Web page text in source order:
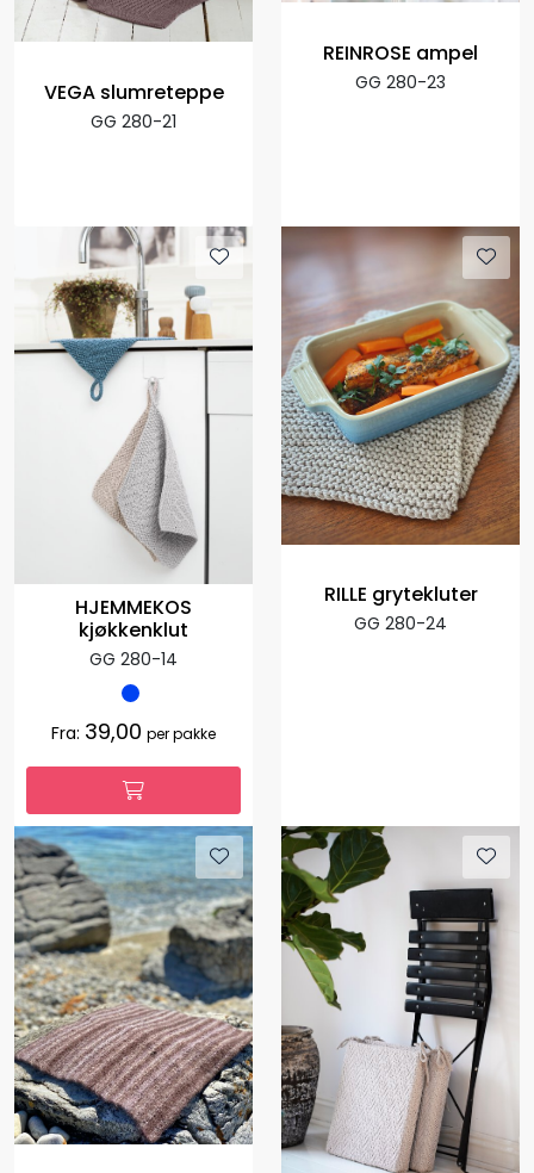
VEGA slumreteppe
GG 280-21
REINROSE ampel
GG 280-23
HJEMMEKOS
kjøkkenklut
GG 280-14
Fra: 39,00 per pakke
RILLE grytekluter
GG 280-24